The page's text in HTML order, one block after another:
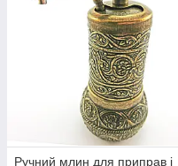
Ручний млин для приправ і